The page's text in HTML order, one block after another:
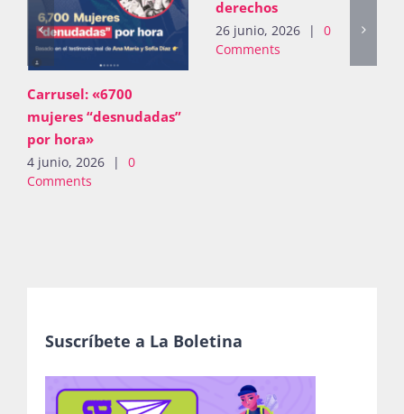
Carrusel: «6700
mujeres “desnudadas”
por hora»
4 junio, 2026 |
0
Comments
derechos
26 junio, 2026 |
0
Comments
Suscríbete a La Boletina